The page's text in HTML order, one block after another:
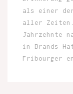
als einer
aller
Jahrzehnte
in Brands
Fribourger